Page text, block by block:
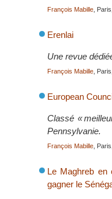
François Mabille ,
Erenlai
Une revue
François Mabille ,
European
Classé «
Pennsylvanie.
François Mabille ,
Le Maghreb en
gagner le